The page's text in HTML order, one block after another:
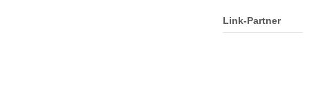
Link-Partner